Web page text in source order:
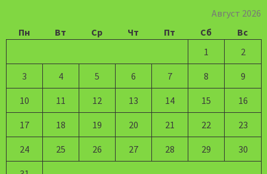
Август 2026
Пн
Вт Ср Чт Пт Сб
Вс
1
2
3 4 5 6 7 8 9
10 11 12 13 14 15 16
17 18 19 20 21 22 23
24 25 26 27 28 29 30